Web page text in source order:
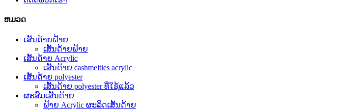
ຫມວດ
ເສັ້ນດ້າຍຝ້າຍ
ເສັ້ນດ້າຍຝ້າຍ
ເສັ້ນດ້າຍ Acrylic
ເສັ້ນດ້າຍ cashmelties acrylic
ເສັ້ນດ້າຍ polyester
ເສັ້ນດ້າຍ polyester ທີ່ໃຊ້ແລ້ວ
ຜະສົມເສັ້ນດ້າຍ
ຝ້າຍ Acrylic ຜະລິດເສັ້ນດ້າຍ